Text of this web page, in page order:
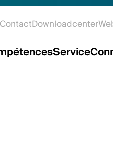
ContactDownloadcenter
Service